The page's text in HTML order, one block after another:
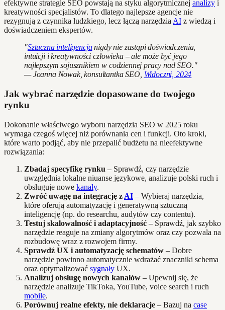
efektywne strategie SEO powstają na styku algorytmicznej analizy i
kreatywności specjalistów. To dlatego najlepsze agencje nie
rezygnują z czynnika ludzkiego, lecz łączą narzędzia AI z wiedzą i
doświadczeniem ekspertów.
"Sztuczna inteligencjanigdy nie zastąpi doświadczenia,
intuicji i kreatywności człowieka – ale może być jego
najlepszym sojusznikiem w codziennej pracy nad SEO."
— Joanna Nowak, konsultantka SEO, Widoczni, 2024
Jak wybrać narzędzie dopasowane do twojego
rynku
Dokonanie właściwego wyboru narzędzia SEO w 2025 roku
wymaga czegoś więcej niż porównania cen i funkcji. Oto kroki,
które warto podjąć, aby nie przepalić budżetu na nieefektywne
rozwiązania:
Zbadaj specyfikę rynku – Sprawdź, czy narzędzie
uwzględnia lokalne niuanse językowe, analizuje polski ruch i
obsługuje nowe kanały.
Zwróć uwagę na integrację z AI – Wybieraj narzędzia,
które oferują automatyzację i generatywną sztuczną
inteligencję (np. do researchu, audytów czy contentu).
Testuj skalowalność i adaptacyjność – Sprawdź, jak szybko
narzędzie reaguje na zmiany algorytmów oraz czy pozwala na
rozbudowę wraz z rozwojem firmy.
Sprawdź UX i automatyzację schematów – Dobre
narzędzie powinno automatycznie wdrażać znaczniki schema
oraz optymalizować sygnały UX.
Analizuj obsługę nowych kanałów – Upewnij się, że
narzędzie analizuje TikToka, YouTube, voice search i ruch
mobile.
Porównuj realne efekty, nie deklaracje – Bazuj na case